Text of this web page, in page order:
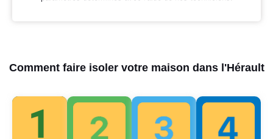
Comment faire isoler votre maison dans l'Hérault